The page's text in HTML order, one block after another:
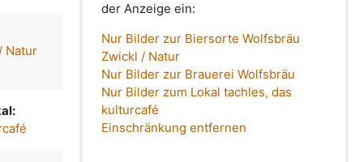
Natur
der Anzeige ein:
Nur Bilder zur Biersorte Wolfsbräu
Zwickl / Natur
Nur Bilder zur Brauerei Wolfsbräu
Nur Bilder zum Lokal tachles, das
kulturcafé
Einschränkung entfernen